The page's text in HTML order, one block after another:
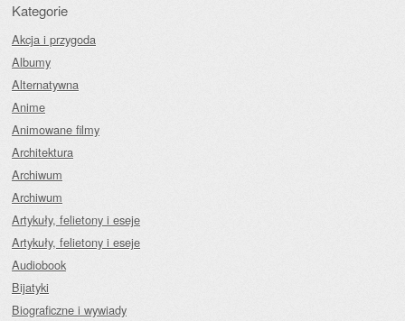
Kategorie
Akcja i przygoda
Albumy
Alternatywna
Anime
Animowane filmy
Architektura
Archiwum
Archiwum
Artykuły, felietony i eseje
Artykuły, felietony i eseje
Audiobook
Bijatyki
Biograficzne i wywiady